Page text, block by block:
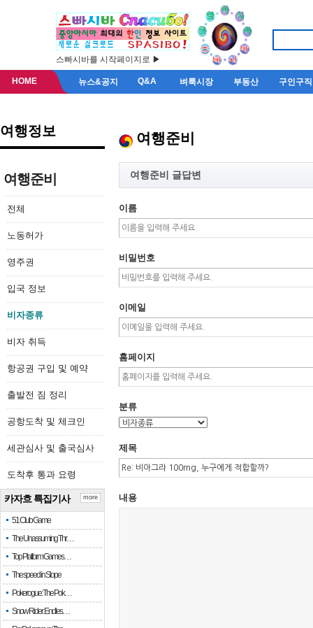
스빠시바를 시작페이지로 ▶
HOME 뉴스&공지 Q&A 벼룩시장 부동산 구인구직
여행정보
여행준비
전체
노동허가
영주권
입국 정보
비자종류
비자 취득
항공권 구입 및 예약
출발전 짐 정리
공항도착 및 체크인
세관심사 및 출국심사
도착후 통과 요령
카자흐 특집기사
51 Club Game
The Unassuming Thr…
Top Platform Games…
The speed in Slope
Pokerogue: The Pok…
Snow Rider: Endles…
more
여행준비
여행준비 글답변
이름
비밀번호
이메일
홈페이지
분류
제목
내용